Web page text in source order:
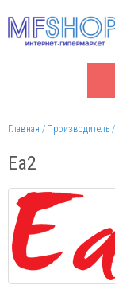
Главная Производитель
Ea2